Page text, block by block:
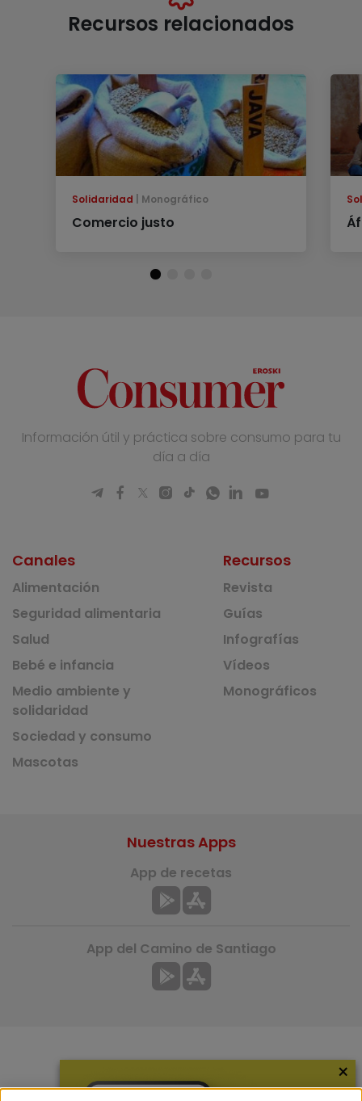
Recursos relacionados
Solidaridad Monográfico
Comercio justo
Información útil y práctica sobre consumo para tu
día a día
Canales
Alimentación
Seguridad alimentaria
Salud
Bebé e infancia
Medio ambiente y
solidaridad
Sociedad y consumo
Mascotas
Recursos
Revista
Guías
Infografías
Vídeos
Monográficos
Nuestras Apps
App de recetas
App del Camino de Santiago
×